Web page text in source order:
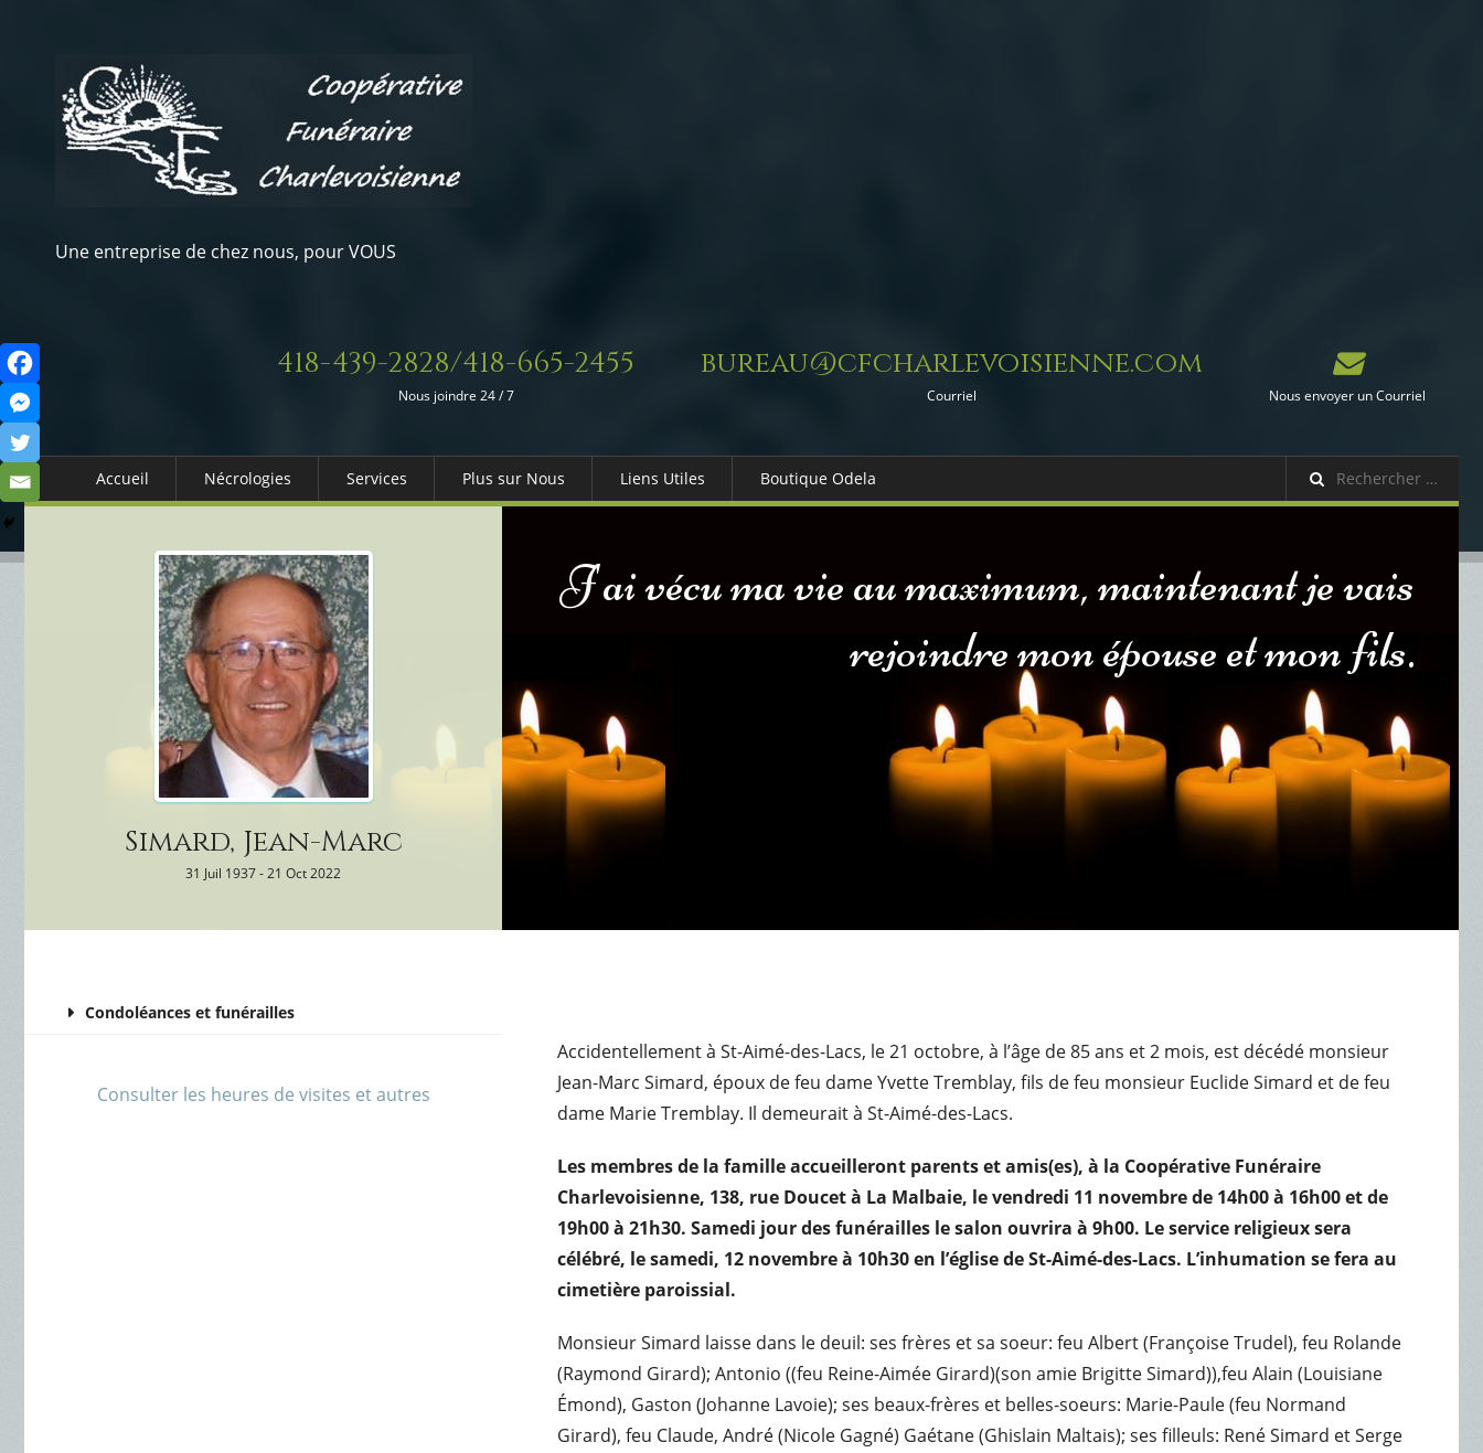
Une entreprise de chez nous, pour VOUS
418-439-2828/418-665-2455
Nous joindre 24 / 7
bureau@cfcharlevoisienne.com
Courriel Nous envoyer un Courriel
Accueil Nécrologies Services
Columbarium
Services Funéraires
Plus sur Nous
Où sommes-nous
Liens Utiles
Services Gouv. et Autres
Boutique Odela
Simard, Jean-Marc
31 Juil 1937 - 21 Oct 2022
J'ai vécu ma vie au maximum, maintenant je vais
rejoindre mon épouse et mon fils.
Condoléances et funérailles
Consulter les heures de visites et autres
Accidentellement à St-Aimé-des-Lacs, le 21 octobre, à l’âge de 85 ans et 2 mois, est décédé monsieur
Jean-Marc Simard, époux de feu dame Yvette Tremblay, fils de feu monsieur Euclide Simard et de feu
dame Marie Tremblay. Il demeurait à St-Aimé-des-Lacs.
Les membres de la famille accueilleront parents et amis(es), à la Coopérative Funéraire
Charlevoisienne, 138, rue Doucet à La Malbaie, le vendredi 11 novembre de 14h00 à 16h00 et de
19h00 à 21h30. Samedi jour des funérailles le salon ouvrira à 9h00. Le service religieux sera
célébré, le samedi, 12 novembre à 10h30 en l’église de St-Aimé-des-Lacs. L’inhumation se fera au
cimetière paroissial.
Monsieur Simard laisse dans le deuil: ses frères et sa soeur: feu Albert (Françoise Trudel), feu Rolande
(Raymond Girard); Antonio ((feu Reine-Aimée Girard)(son amie Brigitte Simard)),feu Alain (Louisiane
Émond), Gaston (Johanne Lavoie); ses beaux-frères et belles-soeurs: Marie-Paule (feu Normand
Girard), feu Claude, André (Nicole Gagné) Gaétane (Ghislain Maltais); ses filleuls: René Simard et Serge